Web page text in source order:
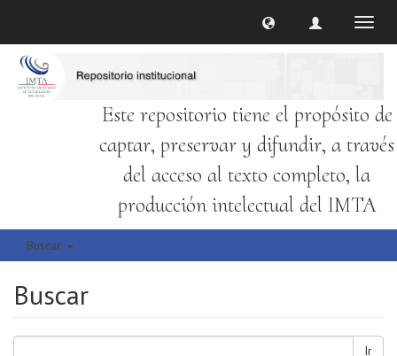
Este repositorio tiene el propósito de
captar, preservar y difundir, a través
del acceso al texto completo, la
producción intelectual del IMTA
Buscar
Buscar
Ir